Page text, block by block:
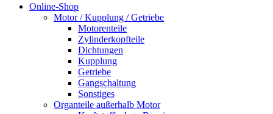
Online-Shop
Motor / Kupplung / Getriebe
Motorenteile
Zylinderkopfteile
Dichtungen
Kupplung
Getriebe
Gangschaltung
Sonstiges
Organteile außerhalb Motor